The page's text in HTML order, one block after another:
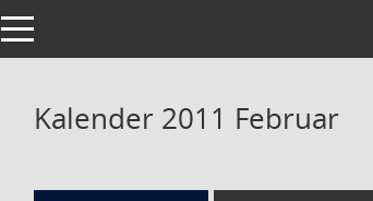
Toggle navigation
Kalender 2011 Februar